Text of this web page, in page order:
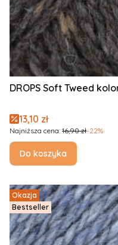
DROPS Soft Tweed
Cena promocyjna
13,10 zł
Najniższa cena: 16,90 zł-22%
Do koszyka
Okazja
Bestseller